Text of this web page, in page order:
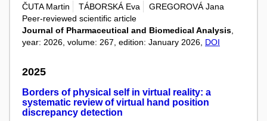
ČUTA Martin
TÁBORSKÁ Eva
GREGOROVÁ Jana
Peer-reviewed scientific article
Journal of Pharmaceutical and Biomedical Analysis,
year: 2026, volume: 267, edition: January 2026, DOI
2025
Borders of physical self in virtual reality: a
systematic review of virtual hand position
discrepancy detection